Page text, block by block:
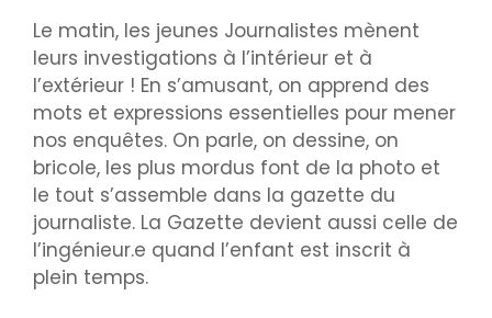
Le matin, les jeunes Journalistes mènent
leurs investigations à l’intérieur et à
l’extérieur ! En s’amusant, on apprend des
mots et expressions essentielles pour mener
nos enquêtes. On parle, on dessine, on
bricole, les plus mordus font de la photo et
le tout s’assemble dans la gazette du
journaliste. La Gazette devient aussi celle de
l’ingénieur.e quand l’enfant est inscrit à
plein temps.